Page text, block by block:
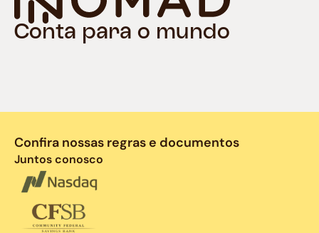
Conta para o mundo
Confira nossas regras e documentos
Juntos conosco